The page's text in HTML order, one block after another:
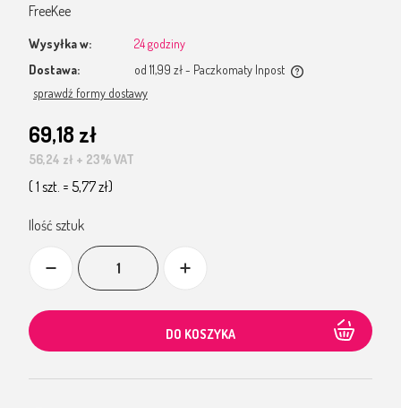
FreeKee
Wysyłka w:
24 godziny
Dostawa:
od 11,99 zł- Paczkomaty Inpost
sprawdź formy dostawy
69,18 zł
56,24 zł + 23% VAT
( 1 szt. = 5,77 zł)
Ilość sztuk
DO KOSZYKA